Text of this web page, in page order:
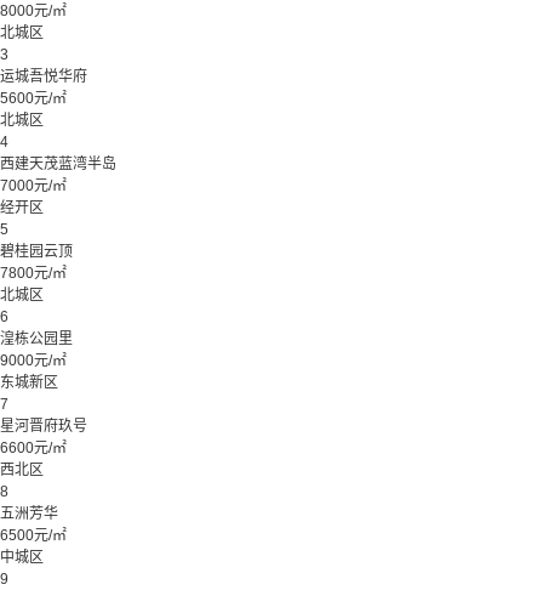
8000元/㎡
北城区
3
运城吾悦华府
5600元/㎡
北城区
4
西建天茂蓝湾半岛
7000元/㎡
经开区
5
碧桂园云顶
7800元/㎡
北城区
6
湟栋公园里
9000元/㎡
东城新区
7
星河晋府玖号
6600元/㎡
西北区
8
五洲芳华
6500元/㎡
中城区
9